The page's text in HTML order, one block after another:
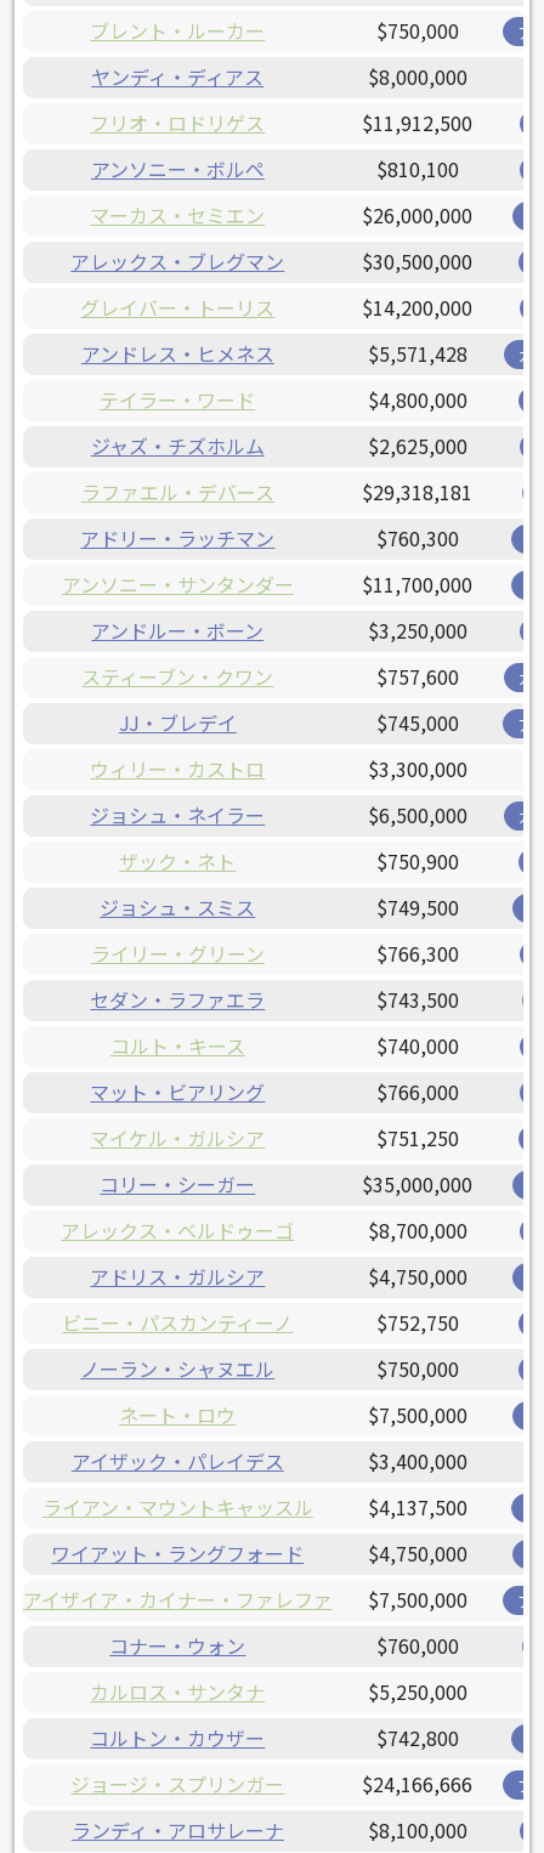
ブレント・ルーカー $750,000 ア
ヤンディ・ディアス
$8,000,000
フリオ・ロドリゲス
$11,912,500
アンソニー・ボルペ $810,100
マーカス・セミエン $26,000,000
アレックス・ブレグマン $30,500,000
グレイバー・トーリス $14,200,000
アンドレス・ヒメネス $5,571,428 ガ
テイラー・ワード $4,800,000
ジャズ・チズホルム $2,625,000
ラファエル・デバース $29,318,181
アドリー・ラッチマン $760,300
アンソニー・サンタンダー $11,700,000
アンドルー・ボーン $3,250,000
スティーブン・クワン $757,600 ガ
JJ・ブレデイ $745,000 ア
ウィリー・カストロ $3,300,000
ジョシュ・ネイラー $6,500,000 ガ
ザック・ネト $750,900
ジョシュ・スミス $749,500
ライリー・グリーン $766,300
セダン・ラファエラ $743,500
コルト・キース $740,000
マット・ビアリング $766,000
マイケル・ガルシア $751,250
コリー・シーガー $35,000,000
アレックス・ベルドゥーゴ $8,700,000
アドリス・ガルシア $4,750,000
ビニー・パスカンティーノ $752,750
ノーラン・シャヌエル $750,000
ネート・ロウ $7,500,000
アイザック・パレイデス
$3,400,000
ライアン・マウントキャッスル
$4,137,500
ワイアット・ラングフォード $4,750,000
アイザイア・カイナー・ファレファ $7,500,000 ブ
コナー・ウォン $760,000
カルロス・サンタナ $5,250,000
コルトン・カウザー $742,800
ジョージ・スプリンガー $24,166,666 ブ
ランディ・アロサレーナ $8,100,000